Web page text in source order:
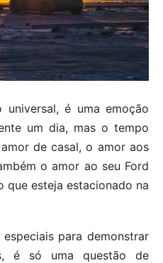
é uma emoção
um dia, mas o tempo
de casal, o amor aos
o amor ao seu Ford
que esteja estacionado na
para demonstrar
é só uma questão de